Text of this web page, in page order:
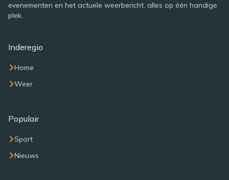
evenementen en het actuele weerbericht, alles op één handige
plek.
Inderegio
Home
Weer
Populair
Sport
Nieuws